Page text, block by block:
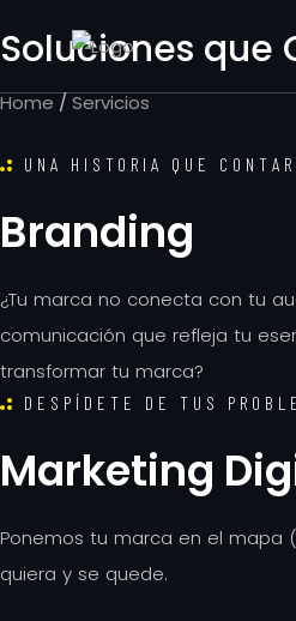
Soluciones que
Home / Servicios
UNA HISTORIA QUE
Branding
¿Tu marca no conecta con tu
comunicación que refleja tu
transformar tu marca?
DESPÍDETE DE TUS
Marketing
Ponemos tu marca en el mapa
quiera y se quede.